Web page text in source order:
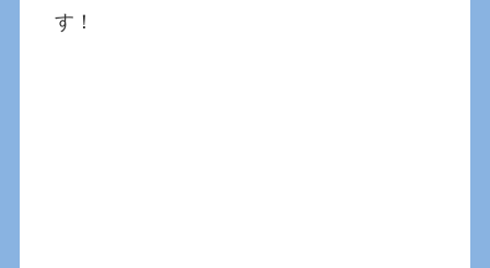
す！